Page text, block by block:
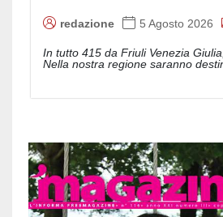
redazione 5 Agosto 2026
In tutto 415 da Friuli Venezia
Nella nostra regione saranno